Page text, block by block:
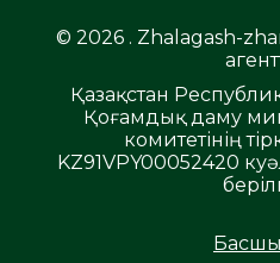
© 2026 . Zhalagash-
Қазақстан
Қоғамдық даму
комитетінің
KZ91VPY00052420